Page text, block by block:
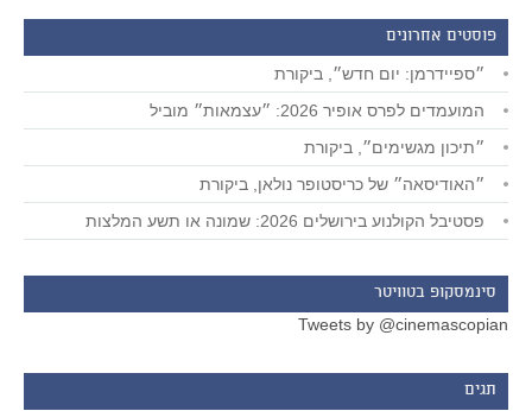
פוסטים אחרונים
״ספיידרמן: יום חדש״, ביקורת
המועמדים לפרס אופיר 2026: ״עצמאות״ מוביל
״תיכון מגשימים״, ביקורת
״האודיסאה״ של כריסטופר נולאן, ביקורת
פסטיבל הקולנוע בירושלים 2026: שמונה או תשע המלצות
סינמסקופ בטוויטר
Tweets by @cinemascopian
תגים